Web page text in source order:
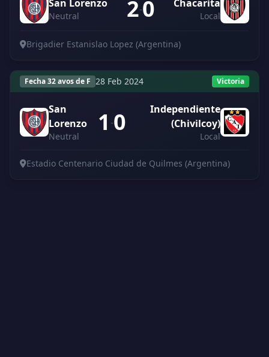
San Lorenzo
Neutral 2-0 Chacarita
Local
Brigadier Estanislao Lopez (Argentina)
Fecha 32 avos de F 28 Feb 2024 Victoria
San
Lorenzo
Neutral 1 -0
Independiente
(Chivilcoy)
Local
Estadio Centenario Ciudad de Quilmes (Argentina)